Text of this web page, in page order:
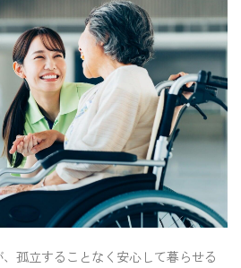
孤立することなく安心して暮らせる